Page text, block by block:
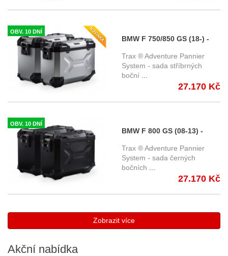
OBV. 10 DNÍ
BMW F 750/850 GS (18-) -
sada bočních kufrů TRAX
Adventure s nosičem -
stříbrné KFT.07.897.70000/S
Trax ® Adventure Pannier
System - sada stříbrných
boční
27.170 Kč
OBV. 10 DNÍ
BMW F 800 GS (08-13) -
sada bočních kufrů TRAX
Adventure s nosičem -
černé KFT.07.559.70001/B
Trax ® Adventure Pannier
System - sada černých
bočních
27.170 Kč
Zobrazit více
Akční nabídka